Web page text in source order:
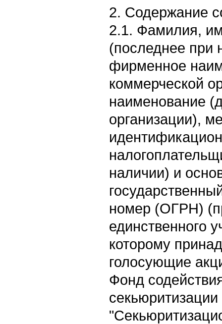
2. Содержание
2.1. Фамилия,
(последнее при
фирменное
коммерческой
наименование
организации),
наличии) и
номер (ОГРН)
единственного
которому
голосующие
Фонд
секьюритизации